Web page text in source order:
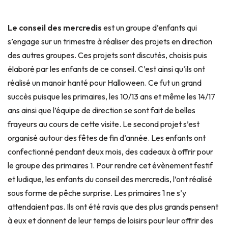
Le conseil des mercredis est un groupe d’enfants qui
s’engage sur un trimestre à réaliser des projets en direction
des autres groupes. Ces projets sont discutés, choisis puis
élaboré par les enfants de ce conseil. C’est ainsi qu’ils ont
réalisé un manoir hanté pour Halloween. Ce fut un grand
succès puisque les primaires, les 10/13 ans et même les 14/17
ans ainsi que l’équipe de direction se sont fait de belles
frayeurs au cours de cette visite. Le second projet s’est
organisé autour des fêtes de fin d’année. Les enfants ont
confectionné pendant deux mois, des cadeaux à offrir pour
le groupe des primaires 1. Pour rendre cet évènement festif
et ludique, les enfants du conseil des mercredis, l’ont réalisé
sous forme de pêche surprise. Les primaires 1 ne s’y
attendaient pas. Ils ont été ravis que des plus grands pensent
à eux et donnent de leur temps de loisirs pour leur offrir des